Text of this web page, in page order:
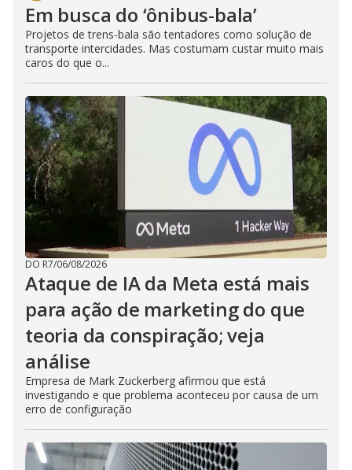
Em busca do ‘ônibus-bala’
Projetos de trens-bala são tentadores como solução de
transporte intercidades. Mas costumam custar muito mais
caros do que o...
DO R7/06/08/2026
Ataque de IA da Meta está mais
para ação de marketing do que
teoria da conspiração; veja
análise
Empresa de Mark Zuckerberg afirmou que está
investigando e que problema aconteceu por causa de um
erro de configuração